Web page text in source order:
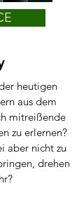
heutigen
aus dem
mitreißende
zu erlernen?
aber nicht zu
drehen